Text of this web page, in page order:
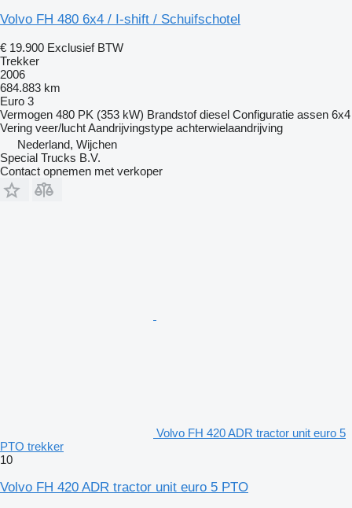
Volvo FH 480 6x4 / I-shift / Schuifschotel
€ 19.900 Exclusief BTW
Trekker
2006
684.883 km
Euro 3
Vermogen 480 PK (353 kW) Brandstof diesel Configuratie assen 6x4
Vering veer/luchtAandrijvingstype achterwielaandrijving
Nederland, Wijchen
Special Trucks B.V.
Contact opnemen met verkoper
Volvo FH 420 ADR tractor unit euro 5
PTO trekker
10
Volvo FH 420 ADR tractor unit euro 5 PTO